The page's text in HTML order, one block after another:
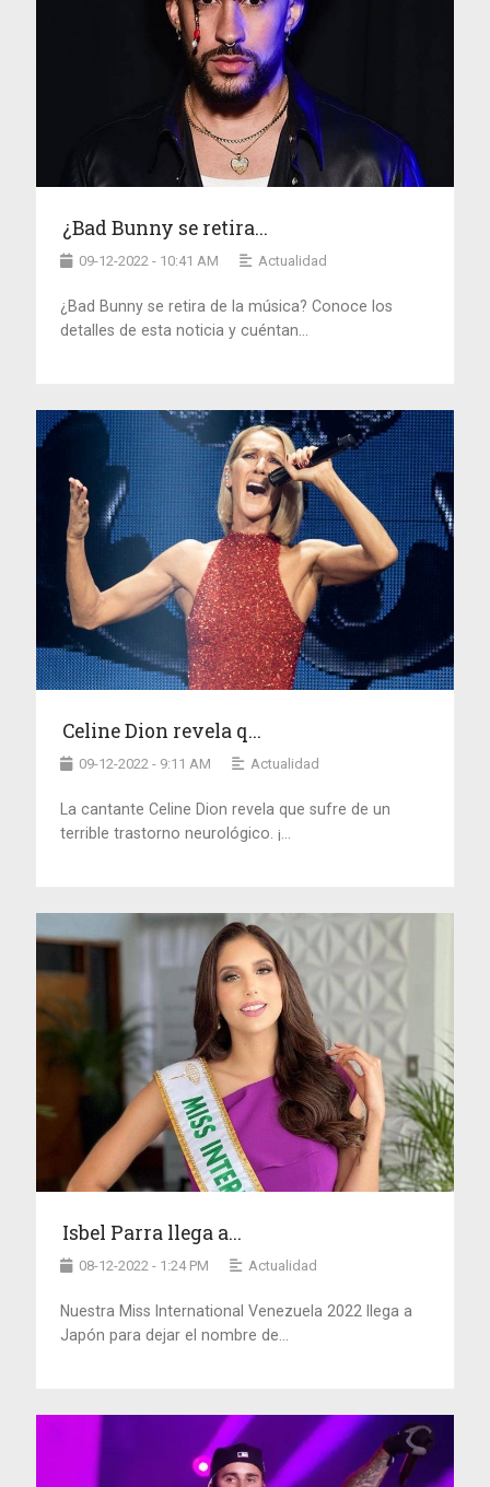
¿Bad Bunny se retira...
09-12-2022 - 10:41 AM Actualidad
¿Bad Bunny se retira de la música? Conoce los
detalles de esta noticia y cuéntan...
Celine Dion revela q...
09-12-2022 - 9:11 AM Actualidad
La cantante Celine Dion revela que sufre de un
terrible trastorno neurológico. ¡...
Isbel Parra llega a...
08-12-2022 - 1:24 PM Actualidad
Nuestra Miss International Venezuela 2022 llega a
Japón para dejar el nombre de...